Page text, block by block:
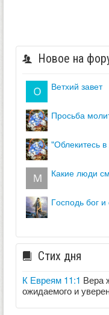
Новое на
ветхий завет
просьба
какие люди
господь бог
Стих дня
К Евреям 11:1 Вера
ожидаемого и